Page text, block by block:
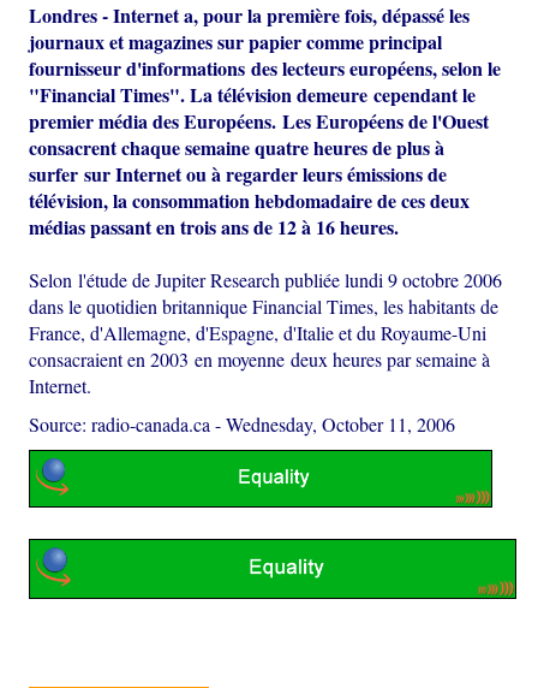
Londres - Internet a, pour la première fois, dépassé les
journaux et magazines sur papier comme principal
fournisseur d'informations des lecteurs européens, selon le
"Financial Times".La télévision demeure cependant le
premier média des Européens. Les Européens de l'Ouest
consacrent chaque semaine quatre heures de plus à
surfer sur Internet ou à regarder leurs émissions de
télévision, la consommation hebdomadaire de ces deux
médias passant en trois ans de 12 à 16 heures.
Selon l'étude de Jupiter Research publiée lundi 9 octobre 2006
dans le quotidien britannique Financial Times, les habitants de
France, d'Allemagne, d'Espagne, d'Italie et du Royaume-Uni
consacraient en 2003 en moyenne deux heures par semaine à
Internet.
Source: radio-canada.ca -Wednesday, October 11, 2006